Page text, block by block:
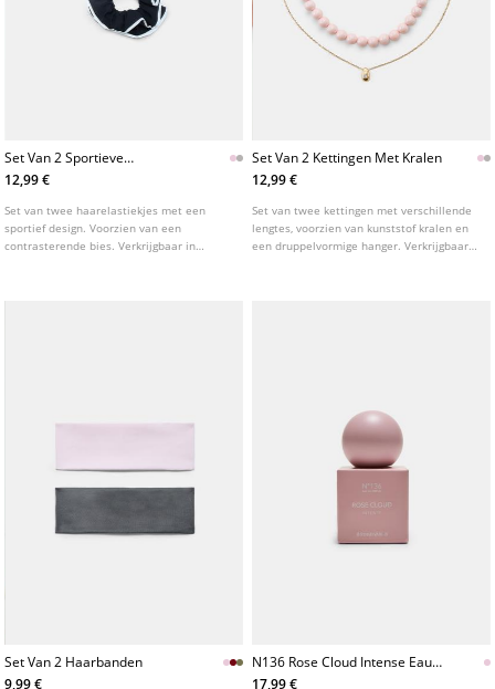
Set Van 2 Sportieve
Haarelastiekjes
12,99 €
Set van twee haarelastiekjes met een
sportief design. Voorzien van een
contrasterende bies. Verkrijgbaar in
Set Van 2 Kettingen Met Kralen
12,99 €
Set van twee kettingen met verschillende
lengtes, voorzien van kunststof kralen en
een druppelvormige hanger. Verkrijgbaar
Set Van 2 Haarbanden
9,99 €
N136 Rose Cloud Intense Eau
De Parfum 100 Ml
17,99 €